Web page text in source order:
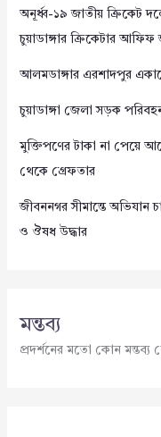
অনূর্ধ্ব-১৯ জাতীয় ক্রিকেট
চুয়াডাঙ্গার ক্রিকেটার আফিফ
আলমডাঙ্গার এরশাদপুর
চুয়াডাঙ্গা জেলা সড়ক
মুক্তিপণের টাকা না পেয়ে
থেকে গ্রেফতার
জীবননগর সীমান্তে অভিযান
ও ঔষধ উদ্ধার
মন্তব্য
প্রদর্শনের মতো কোন মন্তব্য